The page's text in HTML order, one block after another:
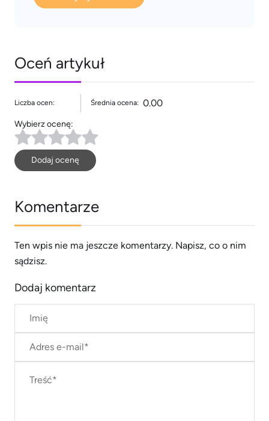
Oceń artykuł
Liczba ocen: Średnia ocena: 0.00
Wybierz ocenę:
Dodaj ocenę
Komentarze
Ten wpis nie ma jeszcze komentarzy. Napisz, co o nim
sądzisz.
Dodaj komentarz